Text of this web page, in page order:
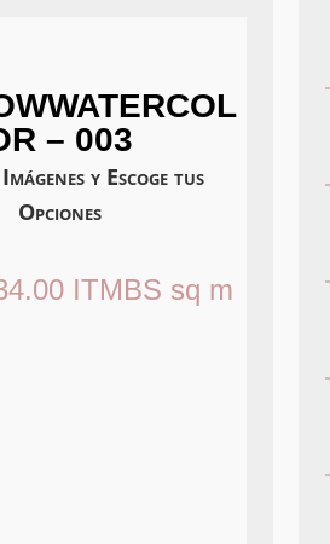
– 003
y Escoge tus
Opciones
ITMBS sq m